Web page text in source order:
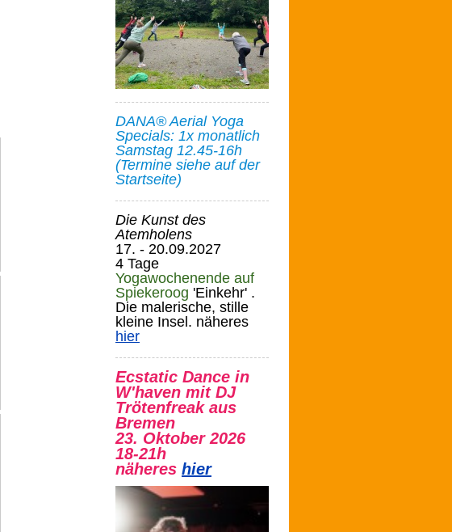
DANA® Aerial Yoga
Specials: 1x monatlich
Samstag 12.45-16h
(Termine siehe auf der
Startseite)
Die Kunst des
Atemholens
17. - 20.09.2027
4 Tage
Yogawochenende auf
Spiekeroog 'Einkehr' .
Die malerische, stille
kleine Insel. näheres
hier
Ecstatic Dance in
W'haven mit DJ
Trötenfreak aus
Bremen
23. Oktober 2026
18-21h
näheres hier